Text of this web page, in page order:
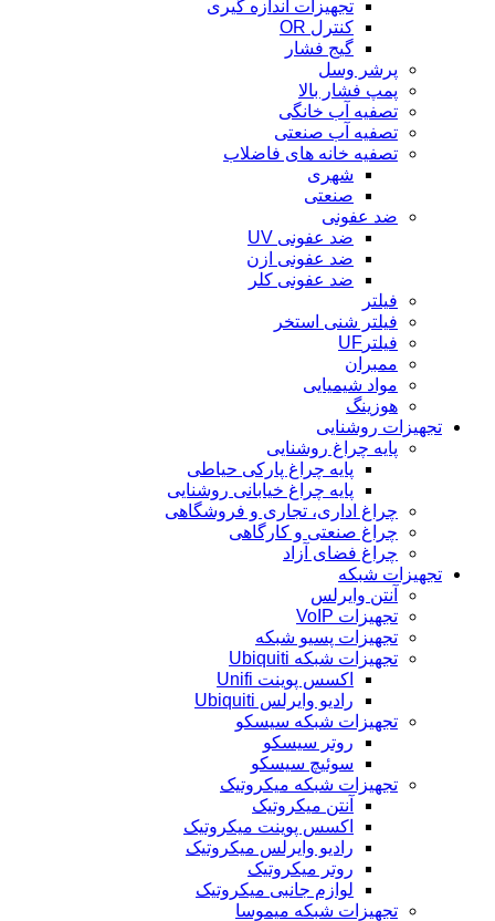
تجهیزات اندازه گیری
کنترل OR
گیج فشار
پرشر وسل
پمپ فشار بالا
تصفیه آب خانگی
تصفیه آب صنعتی
تصفیه خانه های فاضلاب
شهری
صنعتی
ضد عفونی
ضد عفونی UV
ضد عفونی ازن
ضد عفونی کلر
فیلتر
فیلتر شنی استخر
فیلترUF
ممبران
مواد شیمیایی
هوزینگ
تجهیزات روشنایی
پایه چراغ روشنایی
پایه چراغ پارکی حیاطی
پایه چراغ خیابانی روشنایی
چراغ اداری، تجاری و فروشگاهی
چراغ صنعتی و کارگاهی
چراغ فضای آزاد
تجهیزات شبکه
آنتن وایرلس
تجهیزات VoIP
تجهیزات پسیو شبکه
تجهیزات شبکه Ubiquiti
اکسس پوینت Unifi
رادیو وایرلس Ubiquiti
تجهیزات شبکه سیسکو
روتر سیسکو
سوئیچ سیسکو
تجهیزات شبکه میکروتیک
آنتن میکروتیک
اکسس پوینت میکروتیک
رادیو وایرلس میکروتیک
روتر میکروتیک
لوازم جانبی میکروتیک
تجهیزات شبکه میموسا